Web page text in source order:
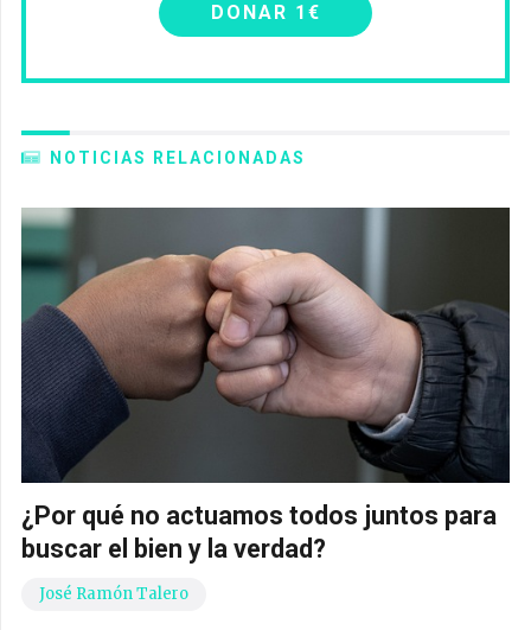
DONAR 1€
NOTICIAS RELACIONADAS
¿Por qué no actuamos todos juntos para
buscar el bien y la verdad?
José Ramón Talero